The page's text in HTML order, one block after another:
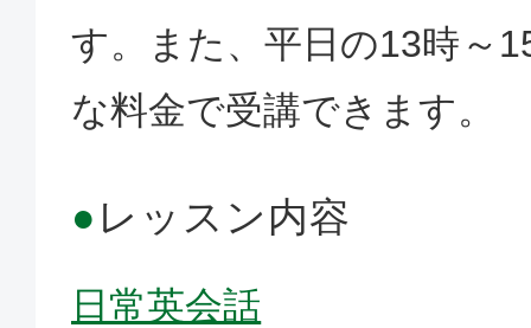
す。また、平日の13時～
な料金で受講できます。
● レッスン内容
日常英会話